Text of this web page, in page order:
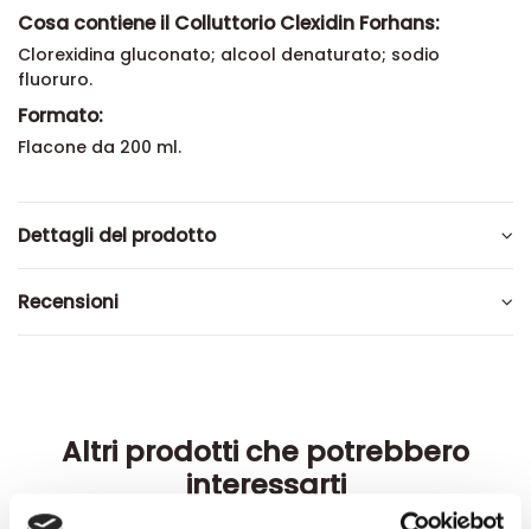
Cosa contiene il Colluttorio Clexidin Forhans:
Clorexidina gluconato; alcool denaturato; sodio
fluoruro.
Formato:
Flacone da 200 ml.
Dettagli del prodotto
Recensioni
Altri prodotti che potrebbero
interessarti